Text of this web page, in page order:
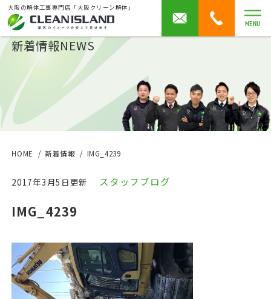
大阪の解体工事専門店「大阪クリーン解体」
MENU
新着情報NEWS
HOME 新着情報 IMG_4239
2017年3月5日更新 スタッフブログ
IMG_4239